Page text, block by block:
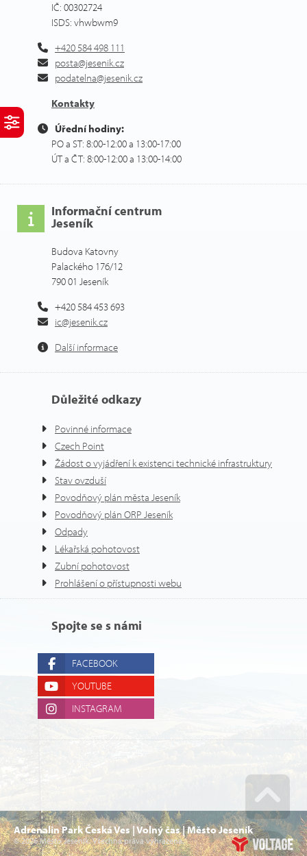
IČ: 00302724
ISDS: vhwbwm9
+420 584 498 111
posta@jesenik.cz
podatelna@jesenik.cz
Kontakty
Úřední hodiny:
PO a ST: 8:00-12:00 a 13:00-17:00
ÚT a ČT: 8:00-12:00 a 13:00-14:00
Informační centrum
Jeseník
Budova Katovny
Palackého 176/12
790 01 Jeseník
+420 584 453 693
ic@jesenik.cz
Další informace
Důležité odkazy
Povinné informace
Czech Point
Žádost o vyjádření k existenci technické infrastruktury
Stav ovzduší
Povodňový plán města Jeseník
Povodňový plán ORP Jeseník
Odpady
Lékařská pohotovost
Zubní pohotovost
Prohlášení o přístupnosti webu
Spojte se s námi
FACEBOOK
YOUTUBE
INSTAGRAM
Adrenalin Park Česká Ves | Volný čas | Město Jeseník
© 2026 Město Jeseník. Všechna práva vyhrazena. Go